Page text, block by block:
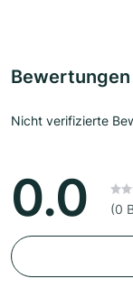
Bewertungen
Nicht verifizierte
0.0 (0